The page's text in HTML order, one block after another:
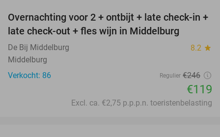
52%
Overnachting voor 2 + ontbijt + late check-in +
late check-out + fles wijn in Middelburg
De Bij Middelburg 8.2 star
Middelburg
Verkocht: 86
Regulier €246
€119
Excl. ca. €2,75 p.p.p.n. toeristenbelasting